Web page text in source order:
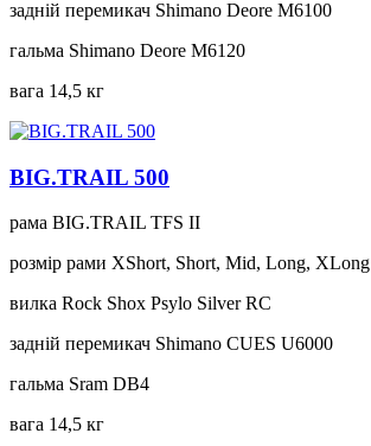
задній перемикач Shimano Deore M6100
гальма Shimano Deore M6120
вага 14,5 кг
BIG.TRAIL 500
рама BIG.TRAIL TFS II
розмір рами XShort, Short, Mid, Long, XLong
вилка Rock Shox Psylo Silver RC
задній перемикач Shimano CUES U6000
гальма Sram DB4
вага 14,5 кг